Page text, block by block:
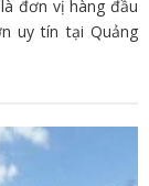
đơn vị hàng đầu
uy tín tại Quảng